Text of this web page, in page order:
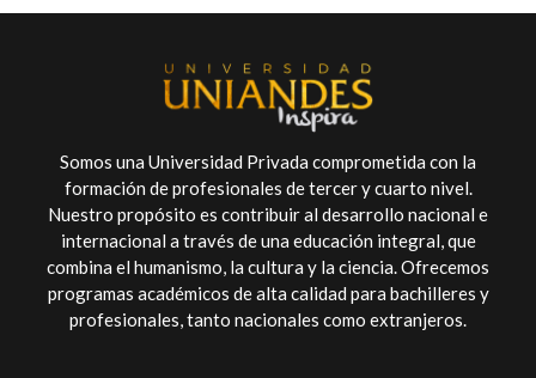
Somos una Universidad Privada comprometida con la
formación de profesionales de tercer y cuarto nivel.
Nuestro propósito es contribuir al desarrollo nacional e
internacional a través de una educación integral, que
combina el humanismo, la cultura y la ciencia. Ofrecemos
programas académicos de alta calidad para bachilleres y
profesionales, tanto nacionales como extranjeros.